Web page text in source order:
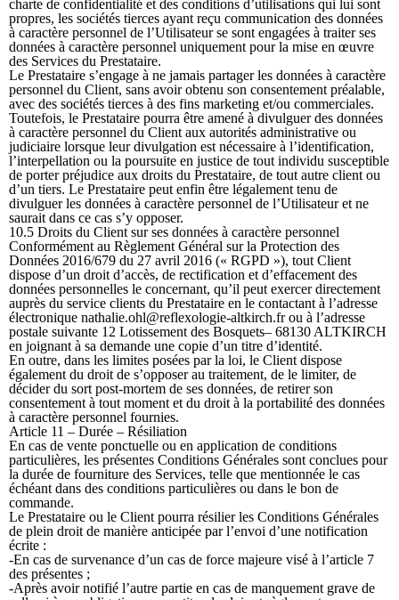
charte de confidentialité et des conditions d’utilisations qui lui sont
propres, les sociétés tierces ayant reçu communication des données
à caractère personnel de l’Utilisateur se sont engagées à traiter ses
données à caractère personnel uniquement pour la mise en œuvre
des Services du Prestataire.
Le Prestataire s’engage à ne jamais partager les données à caractère
personnel du Client, sans avoir obtenu son consentement préalable,
avec des sociétés tierces à des fins marketing et/ou commerciales.
Toutefois, le Prestataire pourra être amené à divulguer des données
à caractère personnel du Client aux autorités administrative ou
judiciaire lorsque leur divulgation est nécessaire à l’identification,
l’interpellation ou la poursuite en justice de tout individu susceptible
de porter préjudice aux droits du Prestataire, de tout autre client ou
d’un tiers. Le Prestataire peut enfin être légalement tenu de
divulguer les données à caractère personnel de l’Utilisateur et ne
saurait dans ce cas s’y opposer.
10.5 Droits du Client sur ses données à caractère personnel
Conformément au Règlement Général sur la Protection des
Données 2016/679 du 27 avril 2016 (« RGPD »), tout Client
dispose d’un droit d’accès, de rectification et d’effacement des
données personnelles le concernant, qu’il peut exercer directement
auprès du service clients du Prestataire en le contactant à l’adresse
électronique nathalie.ohl@reflexologie-altkirch.fr ou à l’adresse
postale suivante 12 Lotissement des Bosquets– 68130 ALTKIRCH
en joignant à sa demande une copie d’un titre d’identité.
En outre, dans les limites posées par la loi, le Client dispose
également du droit de s’opposer au traitement, de le limiter, de
décider du sort post-mortem de ses données, de retirer son
consentement à tout moment et du droit à la portabilité des données
à caractère personnel fournies.
Article 11 – Durée – Résiliation
En cas de vente ponctuelle ou en application de conditions
particulières, les présentes Conditions Générales sont conclues pour
la durée de fourniture des Services, telle que mentionnée le cas
échéant dans des conditions particulières ou dans le bon de
commande.
Le Prestataire ou le Client pourra résilier les Conditions Générales
de plein droit de manière anticipée par l’envoi d’une notification
écrite :
-En cas de survenance d’un cas de force majeure visé à l’article 7
des présentes ;
-Après avoir notifié l’autre partie en cas de manquement grave de